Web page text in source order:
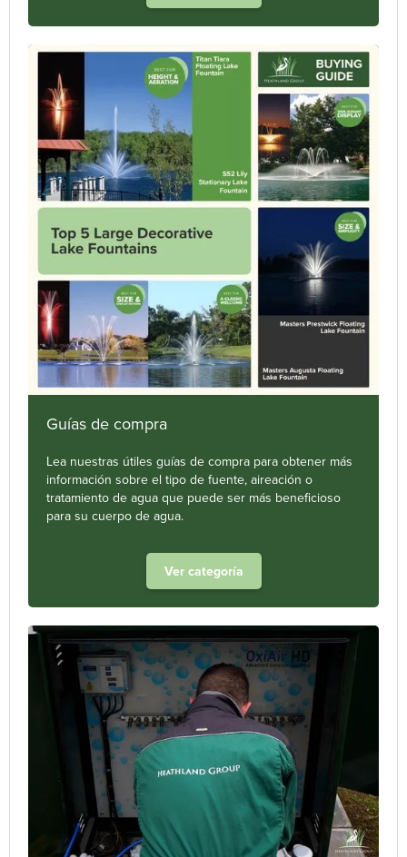
Guías de compra
Lea nuestras útiles guías de compra para obtener más
información sobre el tipo de fuente, aireación o
tratamiento de agua que puede ser más beneficioso
para su cuerpo de agua.
Ver categoría